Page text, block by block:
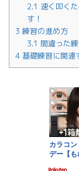
2.1 速く叩く
す！
3 練習の進め方
3.1 間違った
4 基礎練習に関連